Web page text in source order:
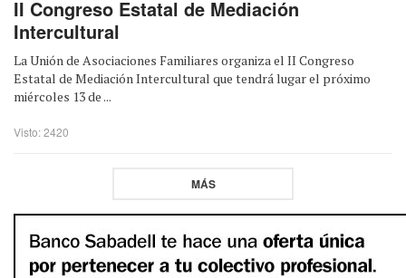
II Congreso Estatal de Mediación
Intercultural
La Unión de Asociaciones Familiares organiza el II Congreso
Estatal de Mediación Intercultural que tendrá lugar el próximo
miércoles 13 de ...
Visto: 2420
MÁS